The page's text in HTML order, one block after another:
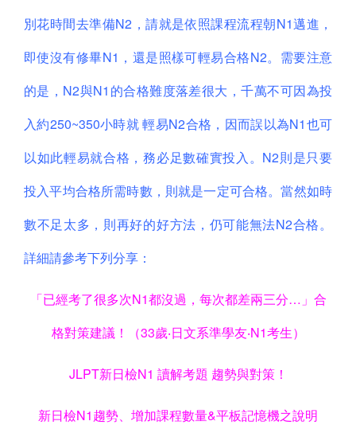
別花時間去準備N2，請就是依照課程流程朝N1邁進，
即使沒有修畢N1，還是照樣可輕易合格N2。需要注意
的是，N2與N1的合格難度落差很大，千萬不可因為投
入約250~350小時就 輕易N2合格，因而誤以為N1也可
以如此輕易就合格，務必足數確實投入。N2則是只要
投入平均合格所需時數，則就是一定可合格。當然如時
數不足太多，則再好的好方法，仍可能無法N2合格。
詳細請參考下列分享：
「已經考了很多次N1都沒過，每次都差兩三分…」合
格對策建議！（33歲‧日文系準學友‧N1考生）
JLPT新日檢N1 讀解考題 趨勢與對策！
新日檢N1趨勢、增加課程數量&平板記憶機之說明